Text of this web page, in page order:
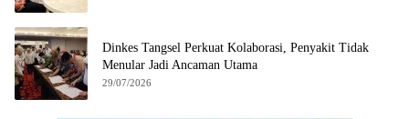
Dinkes Tangsel Perkuat Kolaborasi, Penyakit Tidak
Menular Jadi Ancaman Utama
29/07/2026